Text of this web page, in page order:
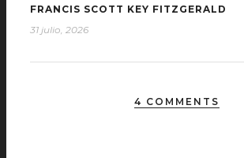
FRANCIS SCOTT KEY FITZGERALD
31 julio, 2026
4 COMMENTS